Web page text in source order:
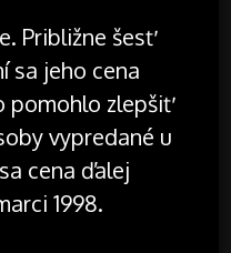
Približne šesť
sa jeho cena
pomohlo zlepšiť
vypredané u
cena ďalej
1998.